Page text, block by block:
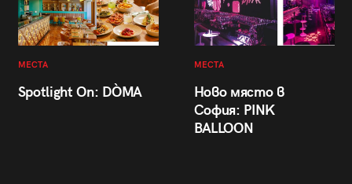
МЕСТА
Spotlight On: DÒMA
МЕСТА
Ново място в
София: PINK
BALLOON